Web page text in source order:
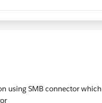
using SMB connector